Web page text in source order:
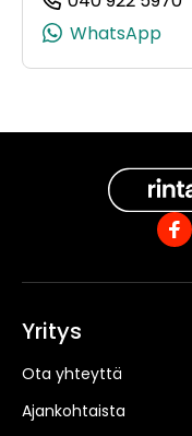
WhatsApp
Yritys
Ota yhteyttä
Ajankohtaista